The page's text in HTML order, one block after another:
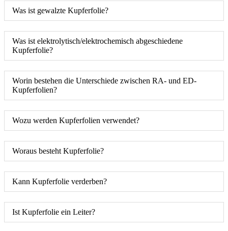
Was ist gewalzte Kupferfolie?
Was ist elektrolytisch/elektrochemisch abgeschiedene
Kupferfolie?
Worin bestehen die Unterschiede zwischen RA- und ED-
Kupferfolien?
Wozu werden Kupferfolien verwendet?
Woraus besteht Kupferfolie?
Kann Kupferfolie verderben?
Ist Kupferfolie ein Leiter?